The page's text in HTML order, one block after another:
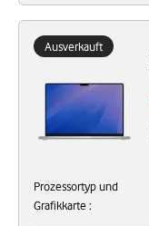
Ausverkauft
Prozessortyp und
Grafikkarte :